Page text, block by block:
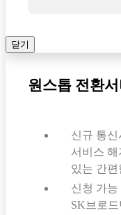
닫기
원스톱 전환
신규 통
서비스
있는 간
신청 가능
SK브로